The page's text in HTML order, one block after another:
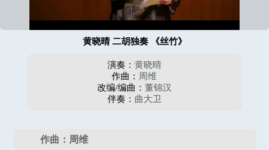
黄晓晴 二胡独奏 《丝竹》
演奏： 黄晓晴
作曲： 周维
改编/编曲： 董锦汉
伴奏： 曲大卫
作曲：周维